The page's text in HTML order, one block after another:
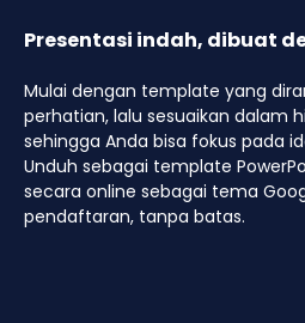
Presentasi indah, dibuat
Mulai dengan template yang
perhatian, lalu sesuaikan dalam
sehingga Anda bisa fokus pada
Unduh sebagai template
secara online sebagai tema
pendaftaran, tanpa batas.